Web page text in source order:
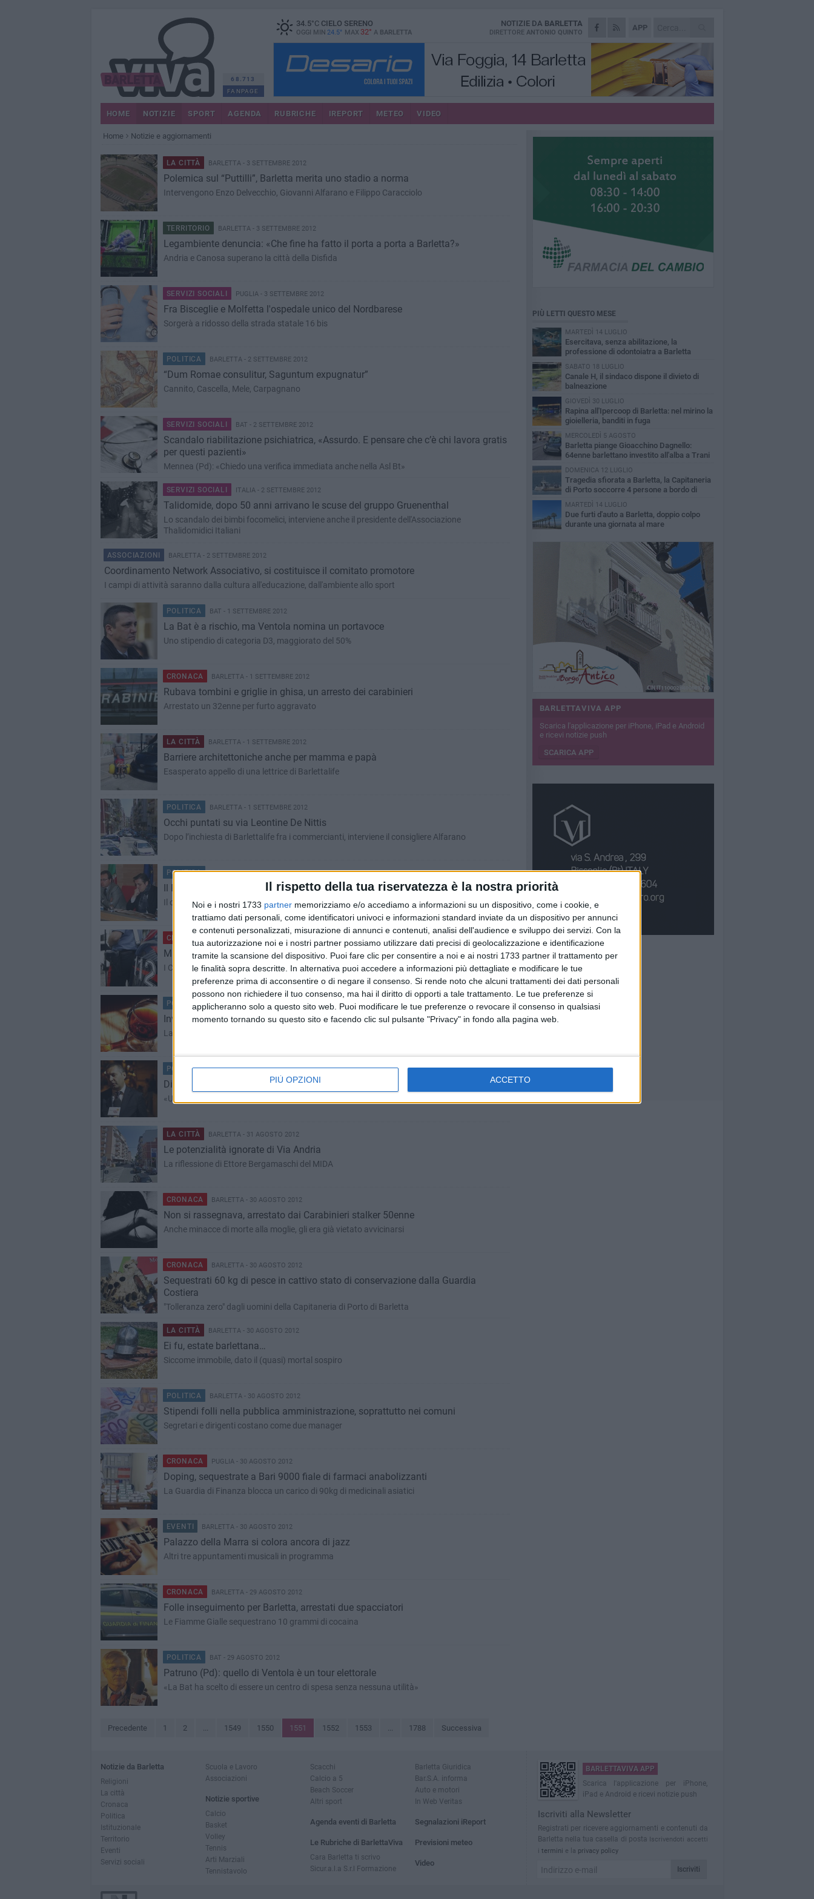
Il rispetto della tua riservatezza è la nostra priorità
Noi e i nostri 1733 partner memorizziamo e/o accediamo a informazioni su un dispositivo, come i cookie, e
trattiamo dati personali, come identificatori univoci e informazioni standard inviate da un dispositivo per annunci
e contenuti personalizzati, misurazione di annunci e contenuti, analisi dell'audience e sviluppo dei servizi. Con la
tua autorizzazione noi e i nostri partner possiamo utilizzare dati precisi di geolocalizzazione e identificazione
tramite la scansione del dispositivo. Puoi fare clic per consentire a noi e ai nostri 1733 partner il trattamento per
le finalità sopra descritte. In alternativa puoi accedere a informazioni più dettagliate e modificare le tue
preferenze prima di acconsentire o di negare il consenso. Si rende noto che alcuni trattamenti dei dati personali
possono non richiedere il tuo consenso, ma hai il diritto di opporti a tale trattamento. Le tue preferenze si
applicheranno solo a questo sito web. Puoi modificare le tue preferenze o revocare il consenso in qualsiasi
momento tornando su questo sito e facendo clic sul pulsante "Privacy" in fondo alla pagina web.
PIÙ OPZIONI ACCETTO
68.713
FANPAGE
34.5°CCIELO SERENO
OGGI MIN 24.5° MAX 32° A BARLETTA
APP
NOTIZIE DA BARLETTA
DIRETTORE ANTONIO QUINTO
HOME NOTIZIE SPORT AGENDA RUBRICHE IREPORT METEO VIDEO
Home Notizie e aggiornamenti
LA CITTÀ BARLETTA - 3 SETTEMBRE 2012
Polemica sul “Puttilli”, Barletta merita uno stadio a norma
Intervengono Enzo Delvecchio, Giovanni Alfarano e Filippo Caracciolo
TERRITORIO BARLETTA - 3 SETTEMBRE 2012
Legambiente denuncia: «Che fine ha fatto il porta a porta a Barletta?»
Andria e Canosa superano la città della Disfida
SERVIZI SOCIALI PUGLIA - 3 SETTEMBRE 2012
Fra Bisceglie e Molfetta l'ospedale unico del Nordbarese
Sorgerà a ridosso della strada statale 16 bis
POLITICA BARLETTA - 2 SETTEMBRE 2012
“Dum Romae consulitur, Saguntum expugnatur”
Cannito, Cascella, Mele, Carpagnano
SERVIZI SOCIALI BAT - 2 SETTEMBRE 2012
Scandalo riabilitazione psichiatrica, «Assurdo. E pensare che c’è chi lavora gratis
per questi pazienti»
Mennea (Pd): «Chiedo una verifica immediata anche nella Asl Bt»
SERVIZI SOCIALI ITALIA - 2 SETTEMBRE 2012
Talidomide, dopo 50 anni arrivano le scuse del gruppo Gruenenthal
Lo scandalo dei bimbi focomelici, interviene anche il presidente dell'Associazione
Thalidomidici Italiani
ASSOCIAZIONI BARLETTA - 2 SETTEMBRE 2012
Coordinamento Network Associativo, si costituisce il comitato promotore
I campi di attività saranno dalla cultura all'educazione, dall'ambiente allo sport
POLITICA BAT - 1 SETTEMBRE 2012
La Bat è a rischio, ma Ventola nomina un portavoce
Uno stipendio di categoria D3, maggiorato del 50%
CRONACA BARLETTA - 1 SETTEMBRE 2012
Rubava tombini e griglie in ghisa, un arresto dei carabinieri
Arrestato un 32enne per furto aggravato
LA CITTÀ BARLETTA - 1 SETTEMBRE 2012
Barriere architettoniche anche per mamma e papà
Esasperato appello di una lettrice di Barlettalife
POLITICA BARLETTA - 1 SETTEMBRE 2012
Occhi puntati su via Leontine De Nittis
Dopo l’inchiesta di Barlettalife fra i commercianti, interviene il consigliere Alfarano
POLITICA BAT - 1 SETTEMBRE 2012
Il Pdl contro le parole di Patruno a Barlettalife
Il capogruppo Fisfola fa quadrato attorno al presidente Ventola
CRONACA BARLETTA - 31 AGOSTO 2012
Minacce in famiglia, arrestati due fratelli barlettani
I Carabinieri li hanno arrestati in casa nonostante la loro resistenza
POLITICA BARLETTA - 31 AGOSTO 2012
Invecchiare invano
La mancanza di saggezza del centrosinistra barlettano
POLITICA BAT - 31 AGOSTO 2012
Di Feo (Udc): «vogliamo salvaguardare la Bat»
«Una scatola vuota» l’unione dei comuni di Trinitapoli-San Ferdinando-Margherita
LA CITTÀ BARLETTA - 31 AGOSTO 2012
Le potenzialità ignorate di Via Andria
La riflessione di Ettore Bergamaschi del MIDA
CRONACA BARLETTA - 30 AGOSTO 2012
Non si rassegnava, arrestato dai Carabinieri stalker 50enne
Anche minacce di morte alla moglie, gli era già vietato avvicinarsi
CRONACA BARLETTA - 30 AGOSTO 2012
Sequestrati 60 kg di pesce in cattivo stato di conservazione dalla Guardia
Costiera
"Tolleranza zero" dagli uomini della Capitaneria di Porto di Barletta
LA CITTÀ BARLETTA - 30 AGOSTO 2012
Ei fu, estate barlettana…
Siccome immobile, dato il (quasi) mortal sospiro
POLITICA BARLETTA - 30 AGOSTO 2012
Stipendi folli nella pubblica amministrazione, soprattutto nei comuni
Segretari e dirigenti costano come due manager
CRONACA PUGLIA - 30 AGOSTO 2012
Doping, sequestrate a Bari 9000 fiale di farmaci anabolizzanti
La Guardia di Finanza blocca un carico di 90kg di medicinali asiatici
EVENTI BARLETTA - 30 AGOSTO 2012
Palazzo della Marra si colora ancora di jazz
Altri tre appuntamenti musicali in programma
CRONACA BARLETTA - 29 AGOSTO 2012
Folle inseguimento per Barletta, arrestati due spacciatori
Le Fiamme Gialle sequestrano 10 grammi di cocaina
POLITICA BAT - 29 AGOSTO 2012
Patruno (Pd): quello di Ventola è un tour elettorale
«La Bat ha scelto di essere un centro di spesa senza nessuna utilità»
Precedente 1 2 ... 1549 1550 1551 1552 1553 ... 1788 Successiva
PIÙ LETTI QUESTO MESE
MARTEDÌ 14 LUGLIO
Esercitava, senza abilitazione, la
professione di odontoiatra a Barletta
SABATO 18 LUGLIO
Canale H, il sindaco dispone il divieto di
balneazione
GIOVEDÌ 30 LUGLIO
Rapina all'Ipercoop di Barletta: nel mirino la
gioielleria, banditi in fuga
MERCOLEDÌ 5 AGOSTO
Barletta piange Gioacchino Dagnello:
64enne barlettano investito all'alba a Trani
DOMENICA 12 LUGLIO
Tragedia sfiorata a Barletta, la Capitaneria
di Porto soccorre 4 persone a bordo di
tavole Sup
MARTEDÌ 14 LUGLIO
Due furti d'auto a Barletta, doppio colpo
durante una giornata al mare
BARLETTAVIVA APP
Scarica l'applicazione per iPhone, iPad e Android
e ricevi notizie push
SCARICA APP
Notizie da Barletta
Religioni
La città
Cronaca
Politica
Istituzionale
Territorio
Eventi
Servizi sociali
Scuola e Lavoro
Associazioni
Notizie sportive
Calcio
Basket
Volley
Tennis
Arti Marziali
Tennistavolo
Scacchi
Calcio a 5
Beach Soccer
Altri sport
Agenda eventi di Barletta
Le Rubriche di BarlettaViva
Cara Barletta ti scrivo
Sicur.a.l.a S.r.l Formazione
Barletta Giuridica
Bar.S.A. informa
Auto e motori
In Web Veritas
Segnalazioni iReport
Previsioni meteo
Video
BARLETTAVIVA APP
Scarica l'applicazione per iPhone,
iPad e Android e ricevi notizie push
Iscriviti alla Newsletter
Registrati per ricevere aggiornamenti e contenuti da
Barletta nella tua casella di posta Iscrivendoti accetti
i termini e la privacy policy
Iscriviti